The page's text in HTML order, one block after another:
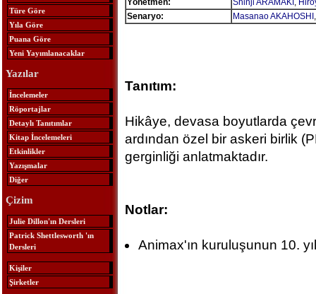
Türe Göre
Yıla Göre
Puana Göre
Yeni Yayımlanacaklar
Yazılar
İncelemeler
Röportajlar
Detaylı Tanıtımlar
Kitap İncelemeleri
Etkinlikler
Yazışmalar
Diğer
Çizim
Julie Dillon'ın Dersleri
Patrick Shettlesworth 'ın
Dersleri
Kişiler
Şirketler
Yönetmen: Shinji ARAMAKI ,
Senaryo:
Masanao AKAHOSHI
Tanıtım:
Hikâye, devasa boyutlarda
ardından özel bir askeri birlik
gerginliği anlatmaktadır.
Notlar:
Animax'ın kuruluşunun 10.